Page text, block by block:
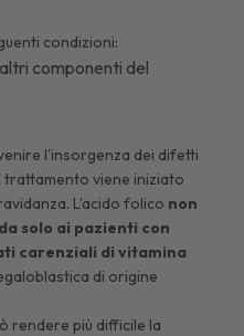
condizioni:
componenti del
l'insorgenza dei difetti
trattamento viene iniziato
L'acido folico non
solo ai pazienti con
carenziali di vitamina
di origine
rendere più difficile la